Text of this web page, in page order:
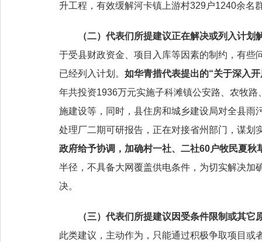
升工程，有效缓解河卡镇上游村329户1240余名
（二） 代表们所提建议正在解决或列入计划
于受县财政资金 、项目入库等因素的制约，有些
已经列入计划 。 如华青措代表提出的“关于深入
年共投资1936万元实施子科滩镇公安路、农牧
施建设等，同时，县住房和城乡建设局对全县雨
处理厂二期可研报告，正在对接省州部门，谋划
政府给予协调，加确村一社、二社60户牧民夏秋
半径，不具备大网覆盖供电条件，为切实解决加
决。
（三）代表们所提建议 因受条件限制或其它
此类建议，主动作为，只能通过积极争取项目 或